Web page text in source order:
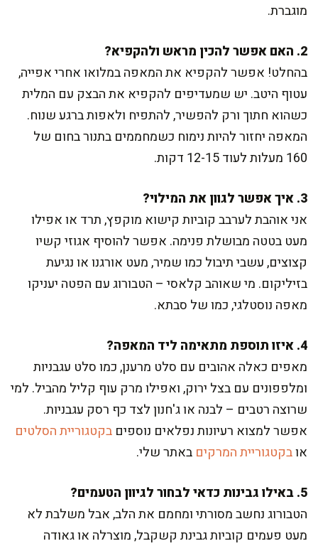
מוגברת.
2. האם אפשר להכין מראש ולהקפיא?
בהחלט! אפשר להקפיא את המאפה במלואו אחרי אפייה,
עטוף היטב. יש שמעדיפים להקפיא את הבצק עם המלית
כשהוא חתוך ורק להפשיר, להתפיח ולאפות ברגע שנוח.
המאפה יחזור להיות נימוח כשמחממים בתנור בחום של
160 מעלות לעוד 12-15 דקות.
3. איך אפשר לגוון את המילוי?
אני אוהבת לערבב קוביות קישוא מוקפץ, תרד או אפילו
מעט בטטה מבושלת פנימה. אפשר להוסיף אגוזי קשיו
קצוצים, עשבי תיבול כמו שמיר, מעט אורגנו או נגיעת
בזיליקום. מי שאוהב קלאסי – הטבורוג עם הפטה יעניקו
מאפה נוסטלגי, כמו של סבתא.
4. איזו תוספת מתאימה ליד המאפה?
מאפים כאלה אהובים עם סלט מרענן, כמו סלט עגבניות
ומלפפונים עם בצל ירוק, ואפילו מרק עוף קליל מהביל. למי
שרוצה רטבים – לבנה או ג'חנון לצד כף רסק עגבניות.
אפשר למצוא רעיונות נפלאים נוספים בקטגוריית הסלטים
אובקטגוריית המרקים באתר שלי.
5. באילו גבינות כדאי לבחור לגיוון הטעמים?
הטבורוג נחשב מסורתי ומחמם את הלב, אבל משלבת לא
מעט פעמים קוביות גבינת קשקבל, מוצרלה או גאודה